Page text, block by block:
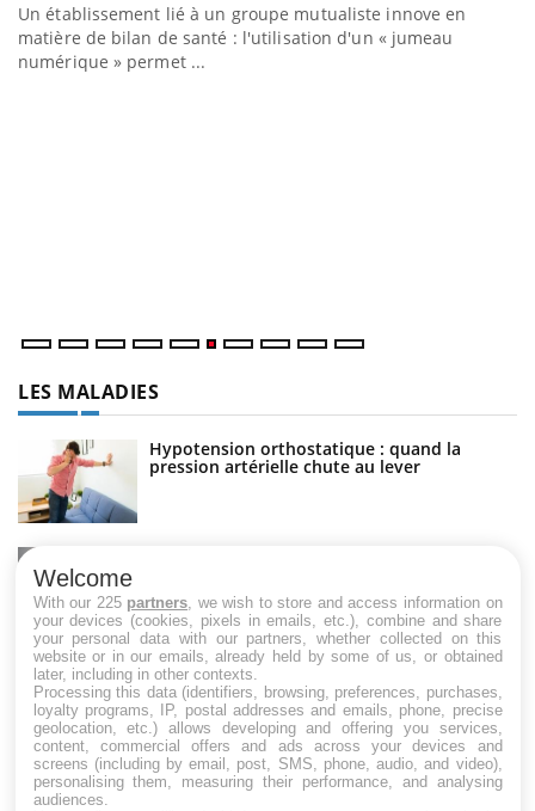
Un établissement lié à un groupe mutualiste innove en
matière de bilan de santé : l'utilisation d'un « jumeau
numérique » permet ...
LES MALADIES
Hypotension orthostatique : quand la
pression artérielle chute au lever
Maladie de Charcot (Sclérose latérale
amyotrophique)
Welcome
With our 225 partners , we wish to store and access information on
your devices (cookies, pixels in emails, etc.), combine and share
your personal data with our partners, whether collected on this
website or in our emails, already held by some of us, or obtained
later, including in other contexts.
Processing this data (identifiers, browsing, preferences, purchases,
loyalty programs, IP, postal addresses and emails, phone, precise
geolocation, etc.) allows developing and offering you services,
content, commercial offers and ads across your devices and
screens (including by email, post, SMS, phone, audio, and video),
personalising them, measuring their performance, and analysing
audiences.